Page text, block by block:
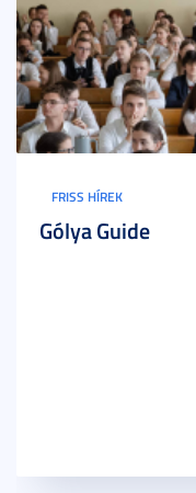
FRISS HÍREK
Gólya Guide